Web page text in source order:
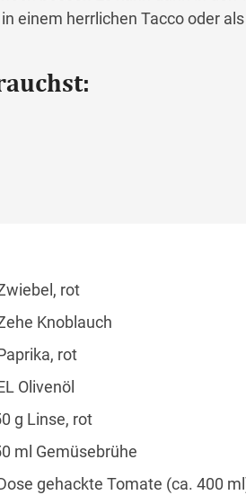
einem herrlichen Tacco oder
rot
Knoblauch
rot
Olivenöl
g Linse, rot
ml Gemüsebrühe
gehackte Tomate (ca. 400